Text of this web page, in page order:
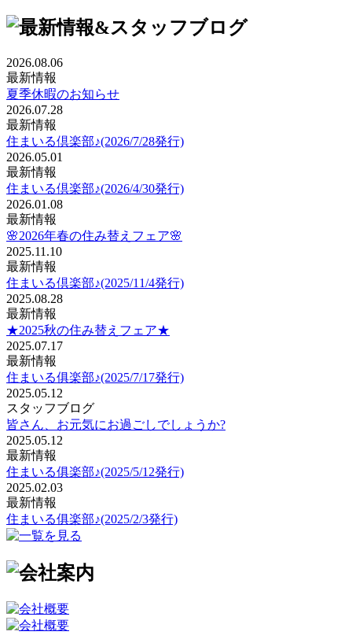
2026.08.06
最新情報
夏季休暇のお知らせ
2026.07.28
最新情報
住まいる倶楽部♪(2026/7/28発行)
2026.05.01
最新情報
住まいる倶楽部♪(2026/4/30発行)
2026.01.08
最新情報
🌸2026年春の住み替えフェア🌸
2025.11.10
最新情報
住まいる倶楽部♪(2025/11/4発行)
2025.08.28
最新情報
★2025秋の住み替えフェア★
2025.07.17
最新情報
住まいる俱楽部♪(2025/7/17発行)
2025.05.12
スタッフブログ
皆さん、お元気にお過ごしでしょうか?
2025.05.12
最新情報
住まいる俱楽部♪(2025/5/12発行)
2025.02.03
最新情報
住まいる俱楽部♪(2025/2/3発行)